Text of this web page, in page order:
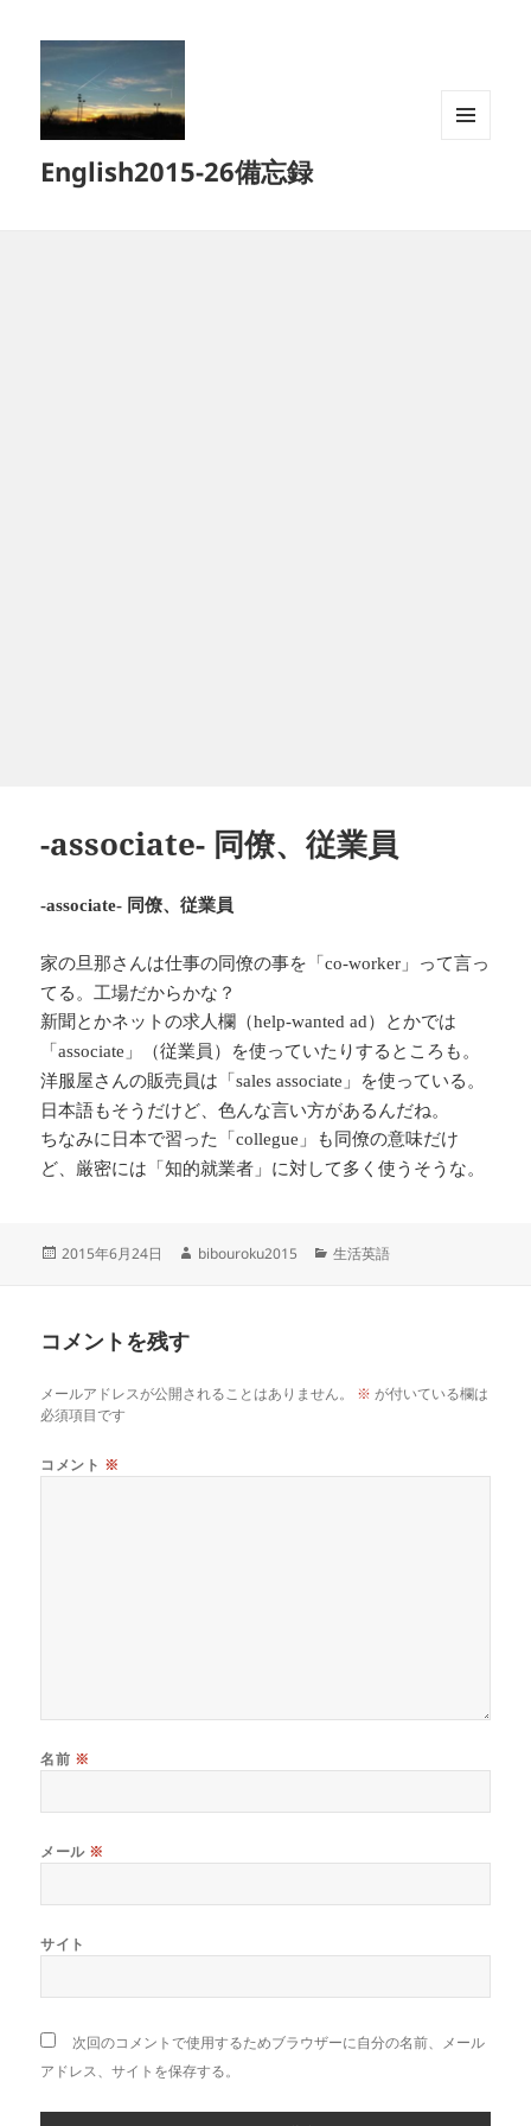
English2015-26備忘録
-associate- 同僚、従業員
-associate- 同僚、従業員
家の旦那さんは仕事の同僚の事を「co-worker 」って言っ
てる。工場だからかな？
新聞とかネットの求人欄（help-wanted ad）とかでは
「associate 」（従業員）を使っていたりするところも。
洋服屋さんの販売員は「sales associate 」を使っている。
日本語もそうだけど、色んな言い方があるんだね。
ちなみに日本で習った「collegue 」も同僚の意味だけ
ど、厳密には「知的就業者」に対して多く使うそうな。
投
2015年6月24日
作
bibouroku2015
カ
生活英語
コメントを残す
メールアドレスが公開されることはありません。 ※ が付いている欄は
必須項目です
コメント ※
名前 ※
メール ※
サイト
次回のコメントで使用するためブラウザーに自分の名前、メール
アドレス、サイトを保存する。